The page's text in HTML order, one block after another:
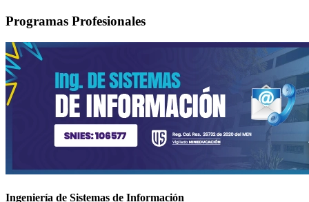
Programas Profesionales
Ingeniería de Sistemas de Información